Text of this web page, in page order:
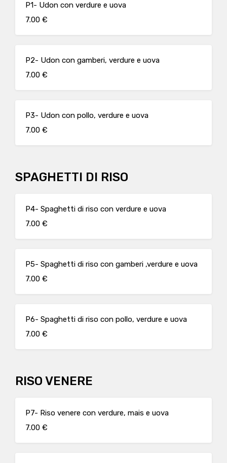
P1- Udon con verdure e uova
7.00 €
P2- Udon con gamberi, verdure e uova
7.00 €
P3- Udon con pollo, verdure e uova
7.00 €
SPAGHETTI DI RISO
P4- Spaghetti di riso con verdure e uova
7.00 €
P5- Spaghetti di riso con gamberi ,verdure e uova
7.00 €
P6- Spaghetti di riso con pollo, verdure e uova
7.00 €
RISO VENERE
P7- Riso venere con verdure, mais e uova
7.00 €